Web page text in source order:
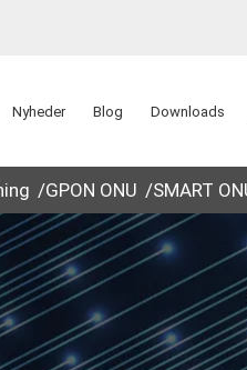
Nyheder Blog Downloads
GPON ONU SMART